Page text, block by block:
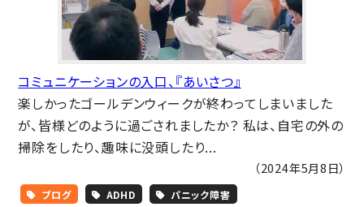
コミュニケーションの入口、『あいさつ』
楽しかったゴールデンウィークが終わってしまいました
が、皆様どのように過ごされましたか？ 私は、自宅の外の
掃除をしたり、趣味に没頭したり...
（2024年5月8日）
ブログ ADHD パニック障害